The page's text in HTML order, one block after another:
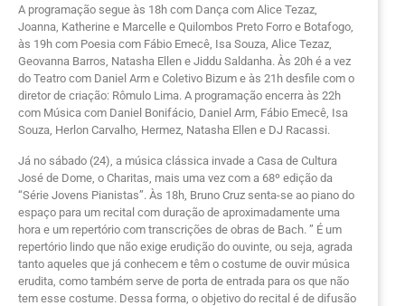
A programação segue às 18h com Dança com Alice Tezaz,
Joanna, Katherine e Marcelle e Quilombos Preto Forro e Botafogo,
às 19h com Poesia com Fábio Emecê, Isa Souza, Alice Tezaz,
Geovanna Barros, Natasha Ellen e Jiddu Saldanha. Às 20h é a vez
do Teatro com Daniel Arm e Coletivo Bizum e às 21h desfile com o
diretor de criação: Rômulo Lima. A programação encerra às 22h
com Música com Daniel Bonifácio, Daniel Arm, Fábio Emecê, Isa
Souza, Herlon Carvalho, Hermez, Natasha Ellen e DJ Racassi.
Já no sábado (24), a música clássica invade a Casa de Cultura
José de Dome, o Charitas, mais uma vez com a 68º edição da
“Série Jovens Pianistas”. Às 18h, Bruno Cruz senta-se ao piano do
espaço para um recital com duração de aproximadamente uma
hora e um repertório com transcrições de obras de Bach. ” É um
repertório lindo que não exige erudição do ouvinte, ou seja, agrada
tanto aqueles que já conhecem e têm o costume de ouvir música
erudita, como também serve de porta de entrada para os que não
tem esse costume. Dessa forma, o objetivo do recital é de difusão